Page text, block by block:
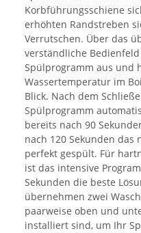
Korbführungsschiene
erhöhten Randstreben
Verrutschen. Über das
verständliche
Spülprogramm aus und
Wassertemperatur im
Blick. Nach dem
Spülprogramm
bereits nach 90
nach 120 Sekunden
perfekt gespült. Für
ist das intensive
Sekunden die beste
übernehmen zwei
paarweise oben und
installiert sind, um Ihr